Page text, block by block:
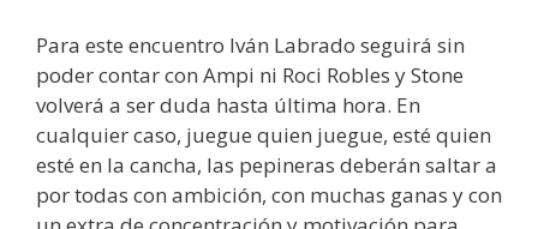
Para este encuentro Iván Labrado seguirá sin
poder contar con Ampi ni Roci Robles y Stone
volverá a ser duda hasta última hora. En
cualquier caso, juegue quien juegue, esté quien
esté en la cancha, las pepineras deberán saltar a
por todas con ambición, con muchas ganas y con